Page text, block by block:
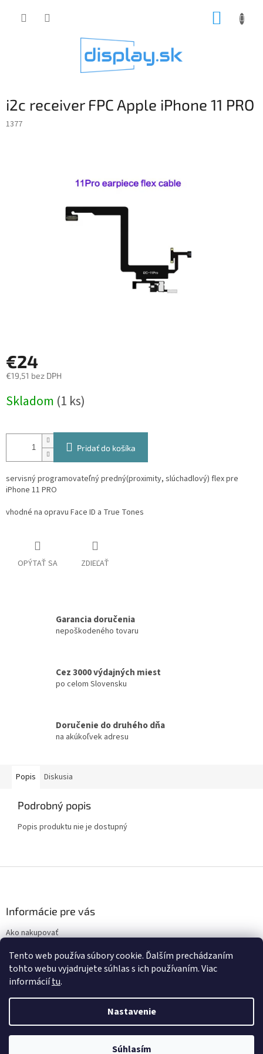
Tento web používa súbory cookie. Ďalším prechádzaním
tohto webu vyjadrujete súhlas s ich používaním. Viac
informáciítu.
Nastavenie
Súhlasím
i2c receiver FPC Apple iPhone 11 PRO
1377
€24
€19,51 bez DPH
cena:
Skladom (1 ks)
Pridať do košíka
servisný programovateľný predný(proximity, slúchadlový) flex pre
iPhone 11 PRO
vhodné na opravu Face ID a True Tones
OPÝTAŤ SA ZDIEĽAŤ
Garancia doručenia
nepoškodeného tovaru
Cez 3000 výdajných miest
po celom Slovensku
Doručenie do druhého dňa
na akúkoľvek adresu
Popis Diskusia
Podrobný popis
Popis produktu nie je dostupný
i
Informácie pre vás
Ako nakupovať
Podmienky ochrany osobných údajov
Vytvoril Shoptet
display.sk. Všetky práva vyhradené.